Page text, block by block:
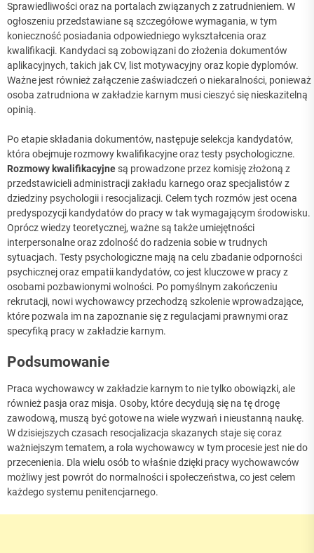
Sprawiedliwości oraz na portalach związanych z zatrudnieniem. W
ogłoszeniu przedstawiane są szczegółowe wymagania, w tym
konieczność posiadania odpowiedniego wykształcenia oraz
kwalifikacji. Kandydaci są zobowiązani do złożenia dokumentów
aplikacyjnych, takich jak CV, list motywacyjny oraz kopie dyplomów.
Ważne jest również załączenie zaświadczeń o niekaralności, ponieważ
osoba zatrudniona w zakładzie karnym musi cieszyć się nieskazitelną
opinią.
Po etapie składania dokumentów, następuje selekcja kandydatów,
która obejmuje rozmowy kwalifikacyjne oraz testy psychologiczne.
Rozmowy kwalifikacyjnesą prowadzone przez komisję złożoną z
przedstawicieli administracji zakładu karnego oraz specjalistów z
dziedziny psychologii i resocjalizacji. Celem tych rozmów jest ocena
predyspozycji kandydatów do pracy w tak wymagającym środowisku.
Oprócz wiedzy teoretycznej, ważne są także umiejętności
interpersonalne oraz zdolność do radzenia sobie w trudnych
sytuacjach. Testy psychologiczne mają na celu zbadanie odporności
psychicznej oraz empatii kandydatów, co jest kluczowe w pracy z
osobami pozbawionymi wolności. Po pomyślnym zakończeniu
rekrutacji, nowi wychowawcy przechodzą szkolenie wprowadzające,
które pozwala im na zapoznanie się z regulacjami prawnymi oraz
specyfiką pracy w zakładzie karnym.
Podsumowanie
Praca wychowawcy w zakładzie karnym to nie tylko obowiązki, ale
również pasja oraz misja. Osoby, które decydują się na tę drogę
zawodową, muszą być gotowe na wiele wyzwań i nieustanną naukę.
W dzisiejszych czasach resocjalizacja skazanych staje się coraz
ważniejszym tematem, a rola wychowawcy w tym procesie jest nie do
przecenienia. Dla wielu osób to właśnie dzięki pracy wychowawców
możliwy jest powrót do normalności i społeczeństwa, co jest celem
każdego systemu penitencjarnego.